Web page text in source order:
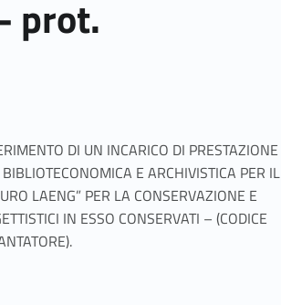
prot.
DI UN INCARICO DI PRESTAZIONE
E ARCHIVISTICA PER IL
LAENG” PER LA CONSERVAZIONE E
IN ESSO CONSERVATI – (CODICE